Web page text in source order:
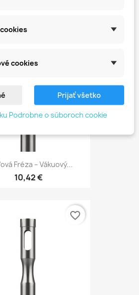
Fréza – Vákuový...
10,42 €
favorite_border
cookies
Prijať všetko
Podrobne o súboroch cookie